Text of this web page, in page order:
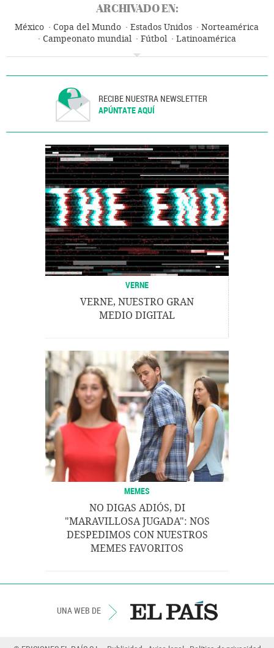
ARCHIVADO EN:
México Copa del Mundo Estados Unidos
Norteamérica
Campeonato mundial
Fútbol
Latinoamérica
RECIBE NUESTRA NEWSLETTER
APÚNTATE AQUÍ
VERNE
VERNE, NUESTRO GRAN
MEDIO DIGITAL
MEMES
NO DIGAS ADIÓS, DI
"MARAVILLOSA JUGADA": NOS
DESPEDIMOS CON NUESTROS
MEMES FAVORITOS
UNA WEB DE